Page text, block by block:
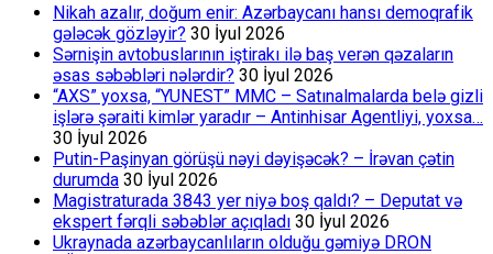
Nikah azalır, doğum enir: Azərbaycanı hansı demoqrafik
gələcək gözləyir? 30 İyul 2026
Sərnişin avtobuslarının iştirakı ilə baş verən qəzaların
əsas səbəbləri nələrdir? 30 İyul 2026
“AXS” yoxsa, “YUNEST” MMC – Satınalmalarda belə gizli
işlərə şəraiti kimlər yaradır – Antinhisar Agentliyi, yoxsa…
30 İyul 2026
Putin-Paşinyan görüşü nəyi dəyişəcək? – İrəvan çətin
durumda 30 İyul 2026
Magistraturada 3843 yer niyə boş qaldı? – Deputat və
ekspert fərqli səbəblər açıqladı 30 İyul 2026
Ukraynada azərbaycanlıların olduğu gəmiyə DRON